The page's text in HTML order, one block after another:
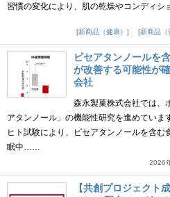
習慣の変化により、肌の乾燥やコンディ
新商品（健康）
新商品（
ピセアタンノールを
が改善する可能性が
会社
森永製菓株式会社では、
アタンノール」の機能性研究を進めていま
ヒト試験により、ピセアタンノールを含
眠中……
2026
【共創プロジェクト